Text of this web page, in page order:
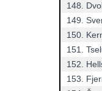
148.
149.
150.
151.
152.
153.